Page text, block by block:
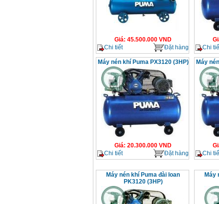
Giá: 45.500.000 VND
Chi tiết
Đặt hàng
Chi
Máy nén khí Puma PX3120 (3HP)
Giá: 20.300.000 VND
Chi tiết
Đặt hàng
Máy
Chi
Máy nén khí Puma đài loan
PK3120 (3HP)
Máy